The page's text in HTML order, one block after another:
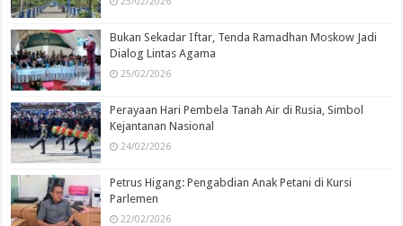
Bukan Sekadar Iftar, Tenda Ramadhan Moskow Jadi
Dialog Lintas Agama
25/02/2026
Perayaan Hari Pembela Tanah Air di Rusia, Simbol
Kejantanan Nasional
24/02/2026
Petrus Higang: Pengabdian Anak Petani di Kursi
Parlemen
22/02/2026